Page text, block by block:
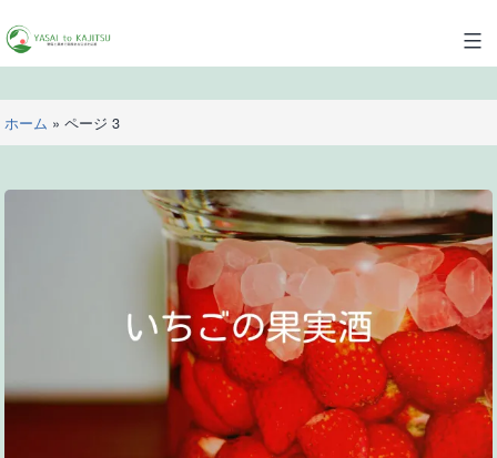
ン
テ
ツ
へ
キ
YASAI
to
KAJITSU
ホーム » ページ 3